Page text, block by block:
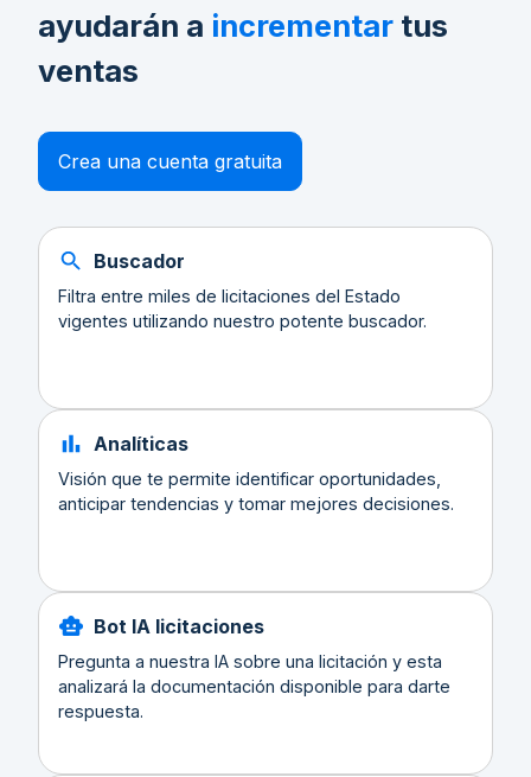
ayudarán a incrementar tus
ventas
Crea una cuenta gratuita
Buscador
Filtra entre miles de licitaciones del Estado
vigentes utilizando nuestro potente buscador.
Analíticas
Visión que te permite identificar oportunidades,
anticipar tendencias y tomar mejores decisiones.
Bot IA licitaciones
Pregunta a nuestra IA sobre una licitación y esta
analizará la documentación disponible para darte
respuesta.